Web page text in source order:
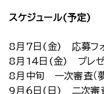
スケジュール(予定)
8月７日(金) 応募フ
8月1４日(金) プレゼ
8月中旬 一次審査（夢
9月６日(日) 二次審査